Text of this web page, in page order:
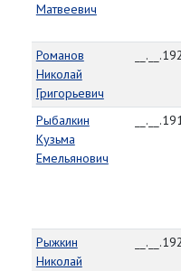
Матвеевич
Романов
Николай
Григорьевич
Рыбалкин
Кузьма
Емельянович
Рыжкин
Николай